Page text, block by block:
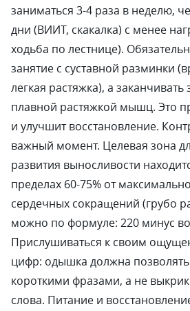
заниматься 3-4 раза в неделю,
дни (ВИИТ, скакалка) с менее
ходьба по лестнице).
занятие с суставной разминки
легкая растяжка), а
плавной растяжкой мышц. Это
и улучшит восстановление.
важный момент. Целевая зона
развития выносливости
пределах 60-75% от
сердечных сокращений (грубо
можно по формуле: 220 минус
Прислушиваться к своим
цифр: одышка должна
короткими фразами, а не
слова. Питание и